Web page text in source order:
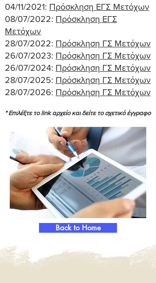
04/11/2021: Πρόσκληση ΕΓΣ Μετόχων
08/07/2022: Πρόσκληση ΕΓΣ
Μετόχων
28/07/2022: Πρόσκληση ΓΣ Μετόχων
26/07/2023: Πρόσκληση ΓΣ Μετόχων
26/07/2024: Πρόσκληση ΓΣ Μετόχων
28/07/2025: Πρόσκληση ΓΣ Μετόχων
28/07/2026: Πρόσκληση ΓΣ Μετόχων
* Επιλέξτε το link αρχείο και δείτε το σχετικό έγγραφο
Back to Home